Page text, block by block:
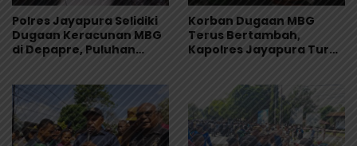
Polres Jayapura Selidiki
Dugaan Keracunan MBG
di Depapre, Puluhan
Korban Dugaan MBG
Terus Bertambah,
Kapolres Jayapura Turun